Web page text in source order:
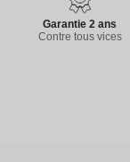
Garantie 2 ans
Contre tous vices